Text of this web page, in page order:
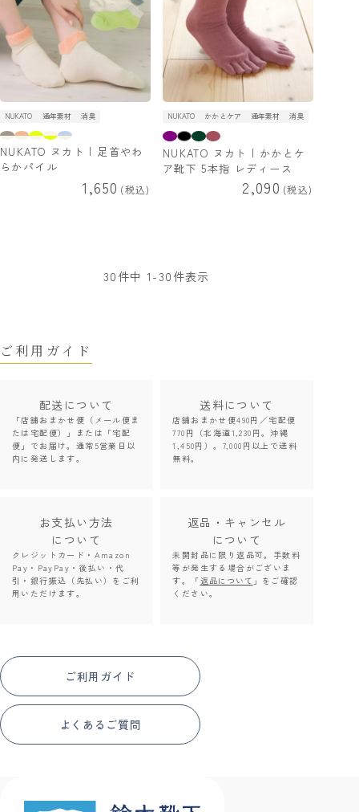
NUKATO 通年素材 消臭
NUKATO ヌカト | 足首やわ
らかパイル
1,650 税込
NUKATO かかとケア 通年素材 消臭
NUKATO ヌカト | かかとケ
ア靴下 5本指 レディース
2,090 税込
30 件中 1 -30 件表示
ご利用ガイド
配送について
「店舗おまかせ便（メール便ま
たは宅配便）」または「宅配
便」でお届け。通常5営業日以
内に発送します。
送料について
店舗おまかせ便490円／宅配便
770円（北海道1,230円。沖縄
1,450円）。7,000円以上で送料
無料。
お支払い方法
について
クレジットカード・Amazon
Pay・PayPay・後払い・代
引・銀行振込（先払い）をご利
用いただけます。
返品・キャンセル
について
未開封品に限り返品可。手数料
等が発生する場合がございま
す。「返品について 」をご確認
ください。
ご利用ガイド
よくあるご質問